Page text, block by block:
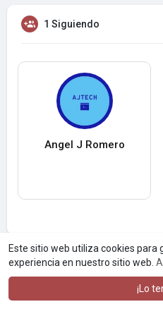
Este sitio web utiliza cookies
experiencia en nuestro sitio web.
¡Lo
1 Siguiendo
Angel J Romero